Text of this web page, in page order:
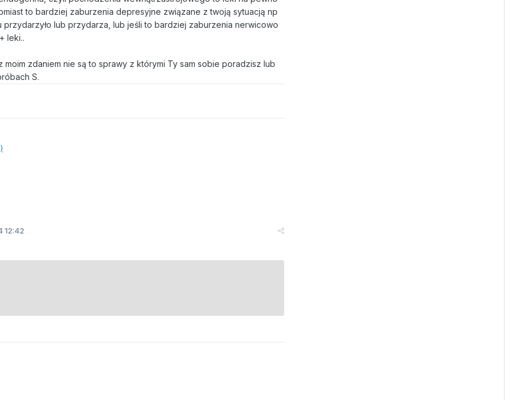
to bardziej zaburzenia depresyjne związane z twoją sytuacją np
lub przydarza, lub jeśli to bardziej zaburzenia nerwicowo
leki..
zdaniem nie są to sprawy z którymi Ty sam sobie poradzisz lub
S.
12:42